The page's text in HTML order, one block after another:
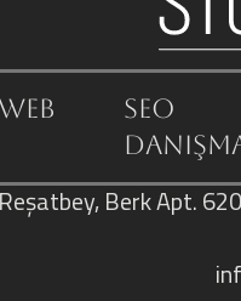
SEO
Reşatbey, Berk Apt.